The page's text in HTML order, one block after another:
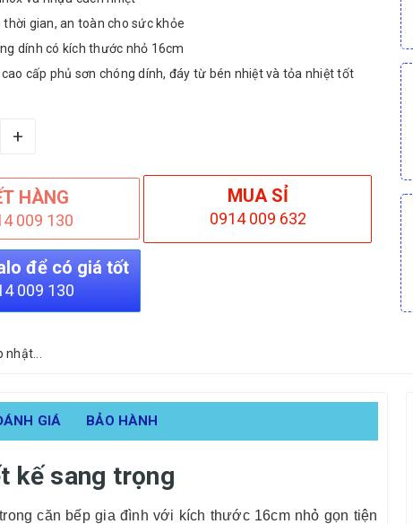
thời gian, an toàn cho sức khỏe
dính có kích thước nhỏ 16cm
cao cấp phủ sơn chóng dính, đáy từ bén nhiệt và tỏa nhiệt tốt
+
HÀNG
009 130
MUA SỈ
0914 009 632
để có giá tốt
009 130
GIÁ BẢO HÀNH
kế sang trọng
căn bếp gia đình với kích thước 16cm nhỏ gọn tiện